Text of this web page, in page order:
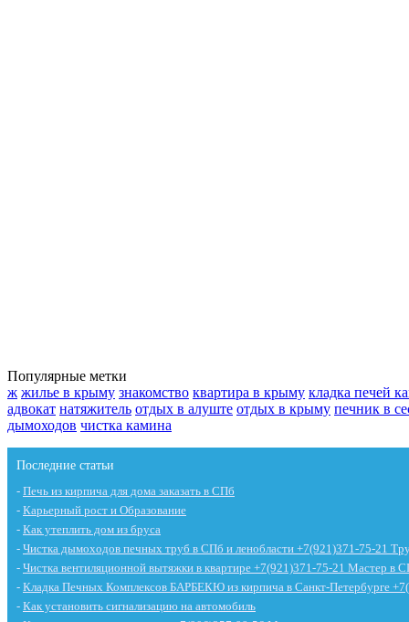
Популярные метки
ж жилье в крыму знакомство квартира в крыму кладка печей
адвокат натяжитель отдых в алуште отдых в крыму печник в
дымоходов чистка камина
Последние статьи
- Печь из кирпича для дома заказать в СПб
- Карьерный рост и Образование
- Как утеплить дом из бруса
- Чистка дымоходов печных труб в СПб и ленобласти +7(921)371-75-21
- Чистка вентиляционной вытяжки в квартире +7(921)371-75-21 Мастер в
- Кладка Печных Комплексов БАРБЕКЮ из кирпича в Санкт-Петербурге
- Как установить сигнализацию на автомобиль